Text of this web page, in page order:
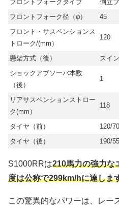
フロントフォークタイプ
倒立
フロントフォーク径（φ）
45
フロント・サスペンションス
トローク/(mm）
120
懸架方式（後）
スイ
ショックアブソーバ本数
（後）
1
リアサスペンションストロー
ク(mm）
118
タイヤ（前）
120/
タイヤ（後）
190/
S1000RRは210馬力の強力な
度は公称で299km/hに達しま
この驚異的なパワーは、レー